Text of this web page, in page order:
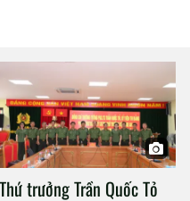
Thứ trưởng Trần Quốc Tỏ